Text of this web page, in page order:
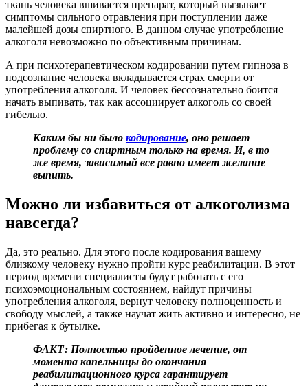
ткань человека вшивается препарат, который вызывает
симптомы сильного отравления при поступлении даже
малейшей дозы спиртного. В данном случае употребление
алкоголя невозможно по объективным причинам.
А при психотерапевтическом кодировании путем гипноза в
подсознание человека вкладывается страх смерти от
употребления алкоголя. И человек бессознательно боится
начать выпивать, так как ассоциирует алкоголь со своей
гибелью.
Каким бы ни было кодирование, оно решает
проблему со спиртным только на время. И, в то
же время, зависимый все равно имеет желание
выпить.
Можно ли избавиться от алкоголизма
навсегда?
Да, это реально. Для этого после кодирования вашему
близкому человеку нужно пройти курс реабилитации. В этот
период времени специалисты будут работать с его
психоэмоциональным состоянием, найдут причины
употребления алкоголя, вернут человеку полноценность и
свободу мыслей, а также научат жить активно и интересно, не
прибегая к бутылке.
ФАКТ: Полностью пройденное лечение, от
момента капельницы до окончания
реабилитационного курса гарантирует